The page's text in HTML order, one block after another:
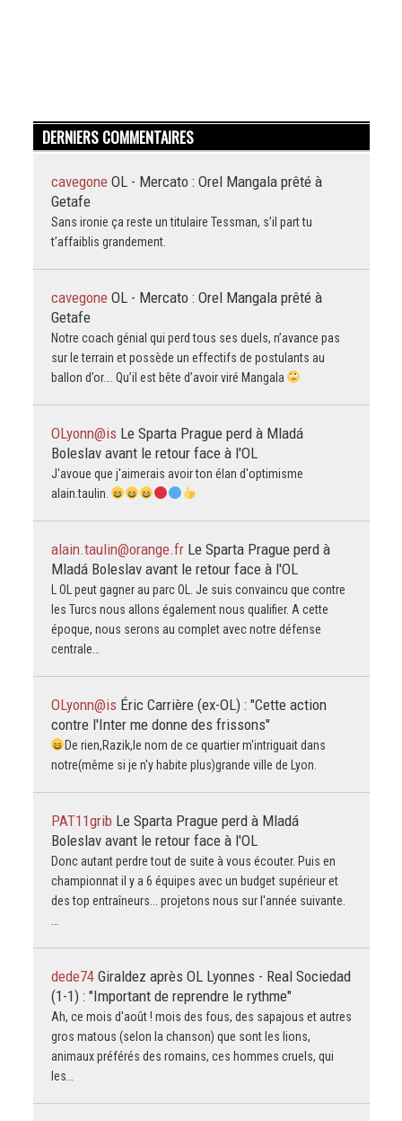
DERNIERS COMMENTAIRES
cavegone OL - Mercato : Orel Mangala prêté à
Getafe
Sans ironie ça reste un titulaire Tessman, s’il part tu
t’affaiblis grandement.
cavegone OL - Mercato : Orel Mangala prêté à
Getafe
Notre coach génial qui perd tous ses duels, n’avance pas
sur le terrain et possède un effectifs de postulants au
ballon d’or…. Qu’il est bête d’avoir viré Mangala
OLyonn@is Le Sparta Prague perd à Mladá
Boleslav avant le retour face à l'OL
J'avoue que j'aimerais avoir ton élan d'optimisme
alain.taulin.
alain.taulin@orange.fr Le Sparta Prague perd à
Mladá Boleslav avant le retour face à l'OL
L OL peut gagner au parc OL. Je suis convaincu que contre
les Turcs nous allons également nous qualifier. A cette
époque, nous serons au complet avec notre défense
centrale…
OLyonn@is Éric Carrière (ex-OL) : "Cette action
contre l'Inter me donne des frissons"
De rien,Razik,le nom de ce quartier m'intriguait dans
notre(même si je n'y habite plus)grande ville de Lyon.
PAT11grib Le Sparta Prague perd à Mladá
Boleslav avant le retour face à l'OL
Donc autant perdre tout de suite à vous écouter. Puis en
championnat il y a 6 équipes avec un budget supérieur et
des top entraîneurs... projetons nous sur l'année suivante.
dede74 Giraldez après OL Lyonnes - Real Sociedad
(1-1) : "Important de reprendre le rythme"
Ah, ce mois d'août ! mois des fous, des sapajous et autres
gros matous (selon la chanson) que sont les lions,
animaux préférés des romains, ces hommes cruels, qui
les…